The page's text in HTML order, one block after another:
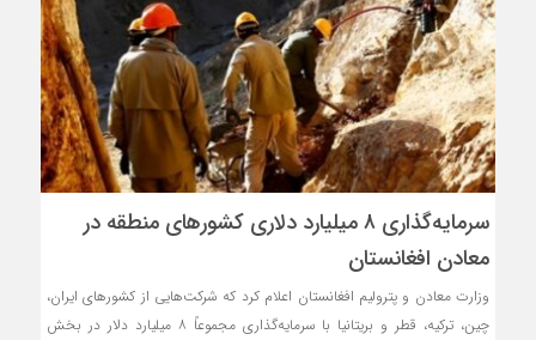
سرمایه‌گذاری ۸ میلیارد دلاری کشورهای منطقه در
معادن افغانستان
وزارت معادن و پترولیم افغانستان اعلام کرد که شرکت‌هایی از کشورهای ایران،
چین، ترکیه، قطر و بریتانیا با سرمایه‌گذاری مجموعاً ۸ میلیارد دلار در بخش